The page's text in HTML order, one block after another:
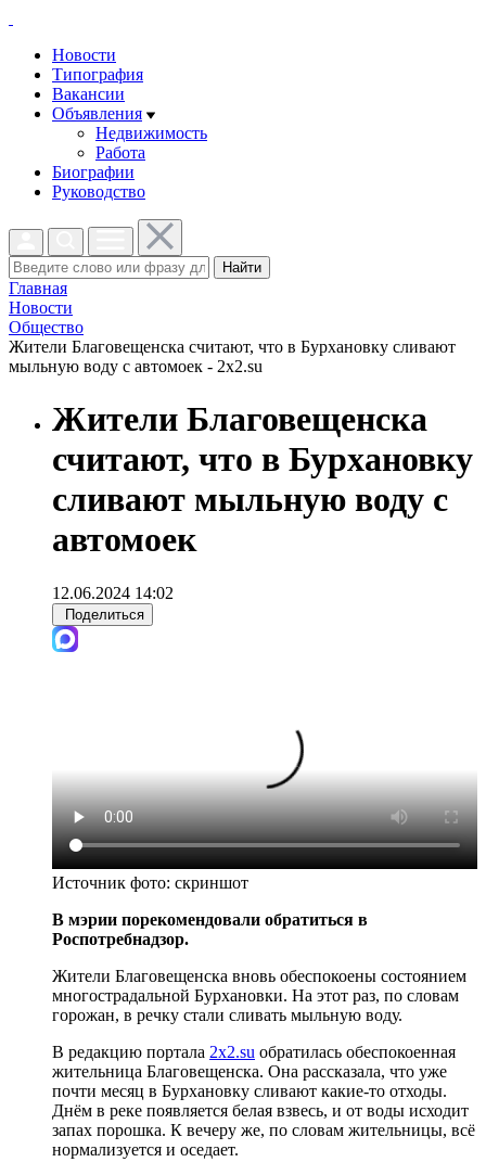
Новости
Типография
Вакансии
Объявления
Недвижимость
Работа
Биографии
Руководство
Найти
Главная
Новости
Общество
Жители Благовещенска считают, что в Бурхановку сливают
мыльную воду с автомоек - 2x2.su
Жители Благовещенска
считают, что в Бурхановку
сливают мыльную воду с
автомоек
12.06.2024 14:02
Поделиться
Источник фото: скриншот
В мэрии порекомендовали обратиться в
Роспотребнадзор.
Жители Благовещенска вновь обеспокоены состоянием
многострадальной Бурхановки. На этот раз, по словам
горожан, в речку стали сливать мыльную воду.
В редакцию портала 2х2.su обратилась обеспокоенная
жительница Благовещенска. Она рассказала, что уже
почти месяц в Бурхановку сливают какие-то отходы.
Днём в реке появляется белая взвесь, и от воды исходит
запах порошка. К вечеру же, по словам жительницы, всё
нормализуется и оседает.